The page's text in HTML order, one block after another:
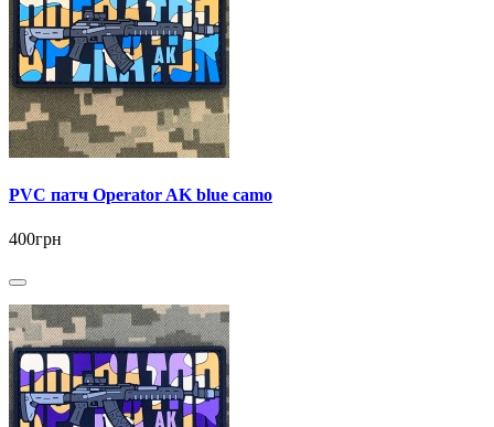
PVC патч Operator AK blue camo
400грн